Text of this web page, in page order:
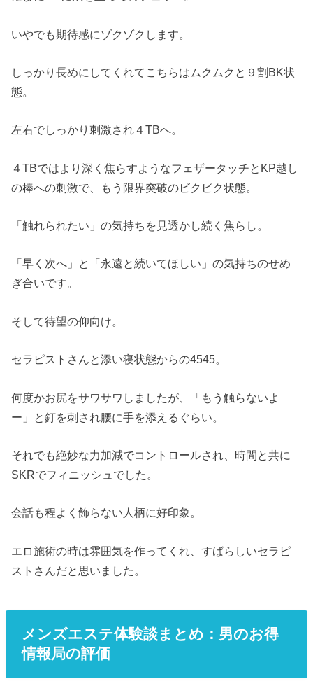
いやでも期待感にゾクゾクします。
しっかり長めにしてくれてこちらはムクムクと９割BK状
態。
左右でしっかり刺激され４TBへ。
４TBではより深く焦らすようなフェザータッチとKP越し
の棒への刺激で、もう限界突破のビクビク状態。
「触れられたい」の気持ちを見透かし続く焦らし。
「早く次へ」と「永遠と続いてほしい」の気持ちのせめ
ぎ合いです。
そして待望の仰向け。
セラピストさんと添い寝状態からの4545。
何度かお尻をサワサワしましたが、「もう触らないよ
ー」と釘を刺され腰に手を添えるぐらい。
それでも絶妙な力加減でコントロールされ、時間と共に
SKRでフィニッシュでした。
会話も程よく飾らない人柄に好印象。
エロ施術の時は雰囲気を作ってくれ、すばらしいセラピ
ストさんだと思いました。
メンズエステ体験談まとめ：男のお得
情報局の評価